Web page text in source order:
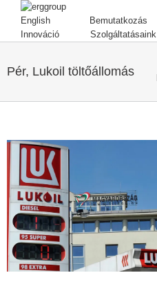
English Bemutatkozás
Innováció
Szolgáltatásaink
Pér, Lukoil töltőállomás